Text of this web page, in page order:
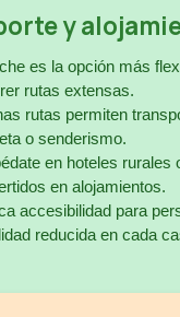
y
es la opción más
rutas extensas.
rutas permiten
o senderismo.
en hoteles rurales
en alojamientos.
accesibilidad para
reducida en cada